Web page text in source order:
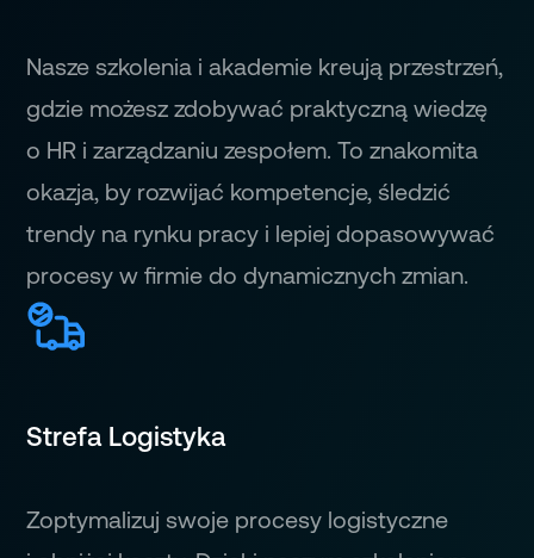
Nasze szkolenia i akademie kreują przestrzeń,
gdzie możesz zdobywać praktyczną wiedzę
o HR i zarządzaniu zespołem. To znakomita
okazja, by rozwijać kompetencje, śledzić
trendy na rynku pracy i lepiej dopasowywać
procesy w firmie do dynamicznych zmian.
Strefa Logistyka
Zoptymalizuj swoje procesy logistyczne